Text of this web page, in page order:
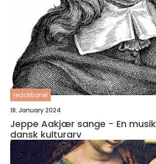
redaktionel
18. January 2024
Jeppe Aakjær sange - En
dansk kulturarv